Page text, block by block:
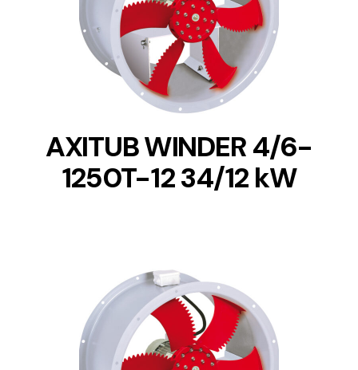
DETAILS
AXITUB WINDER 4/6-
1250T-12 34/12 kW